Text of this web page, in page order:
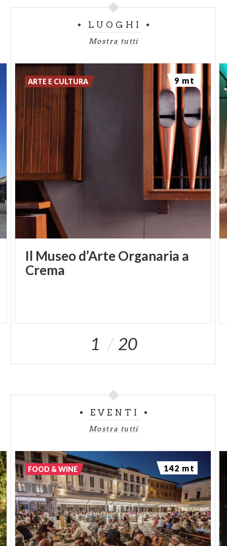
LUOGHI
Mostra tutti
Il Museo d’Arte Organaria a
Crema
ARTE E CULTURA 9 mt
1 20
EVENTI
Mostra tutti
FOOD & WINE 142 mt